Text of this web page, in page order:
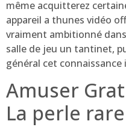
même acquitterez
appareil a thunes vidéo
vraiment ambitionné
salle de jeu un tantinet,
général cet connaissance
Amuser
La perle